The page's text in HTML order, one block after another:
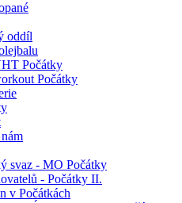
oddíl
Počátky
Počátky
svaz - MO Počátky
- Počátky II.
v Počátkách